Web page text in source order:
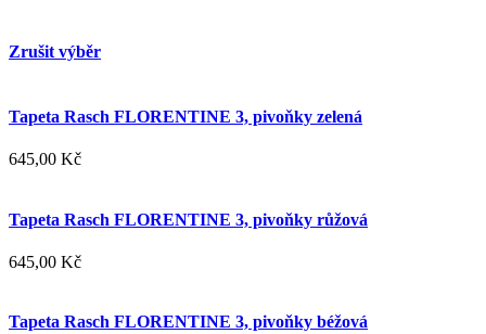
Zrušit výběr
Tapeta Rasch FLORENTINE 3, pivoňky zelená
645,00 Kč
Tapeta Rasch FLORENTINE 3, pivoňky růžová
645,00 Kč
Tapeta Rasch FLORENTINE 3, pivoňky béžová